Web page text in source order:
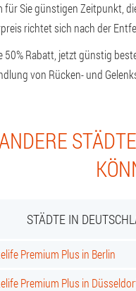
für Sie günstigen Zeitpunkt,
richtet sich nach der
50% Rabatt, jetzt günstig
von Rücken- und
STÄDTE IN
Premium Plus in Berlin
Premium Plus in